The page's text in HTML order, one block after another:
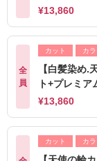
¥13,860
全
員
カット カ
【白髪染め.
ト+プレミ
¥13,860
カット カ